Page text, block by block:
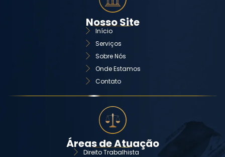
Nosso Site
Início
Serviços
Sobre Nós
Onde Estamos
Contato
Áreas de Atuação
Direito Trabalhista